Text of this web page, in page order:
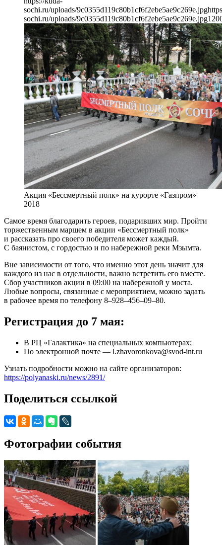
sochi.ru/uploads/9c0355d119c80b1cf6f2ebe5ae9c269e.jpg
sochi.ru/uploads/9c0355d119c80b1cf6f2ebe5ae9c269e.jpg
Акция «Бессмертный полк» на курорте «Газпром»
2018
Самое время благодарить героев, подаривших мир. Пройти
торжественным маршем в акции «Бессмертный полк»
и рассказать про своего победителя может каждый.
С баянистом, с гордостью и по набережной реки Мзымта.
Вне зависимости от того, что именно этот день значит для
каждого из нас в отдельности, важно встретить его вместе.
Сбор участников акции в 09:00 на набережной у моста.
Любые вопросы, связанные с мероприятием, можно задать
в рабочее время по телефону 8–928–456–09–80.
Регистрация до 7 мая:
В РЦ «Галактика» на специальных компьютерах;
По электронной почте — l.zhavoronkova@svod-int.ru
Узнать подробности можно на сайте организаторов:
https://polyanaski.ru/news/2891/
Поделиться ссылкой
Фотографии события